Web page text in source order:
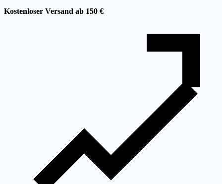
Kostenloser Versand ab 150 €